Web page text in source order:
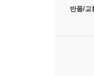
반품/교